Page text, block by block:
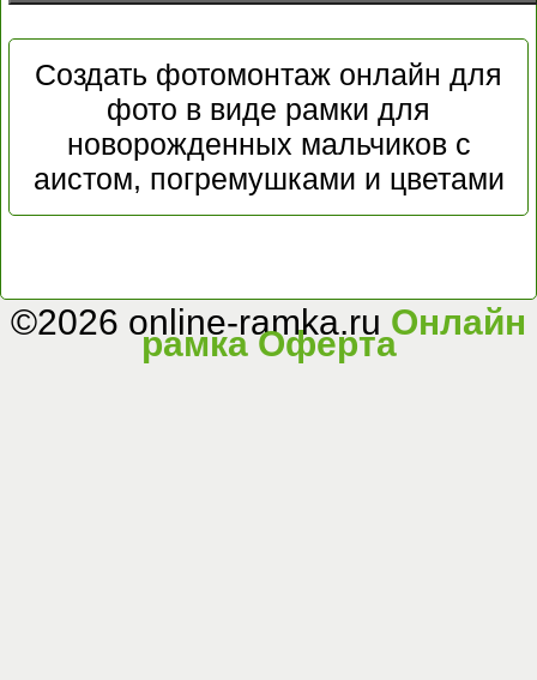
Создать фотомонтаж онлайн для
фото в виде рамки для
новорожденных мальчиков с
аистом, погремушками и цветами
©2026 online-ramka.ru Онлайн
рамкаОферта